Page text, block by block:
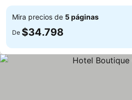
Mira precios de 5 páginas
De $34.798